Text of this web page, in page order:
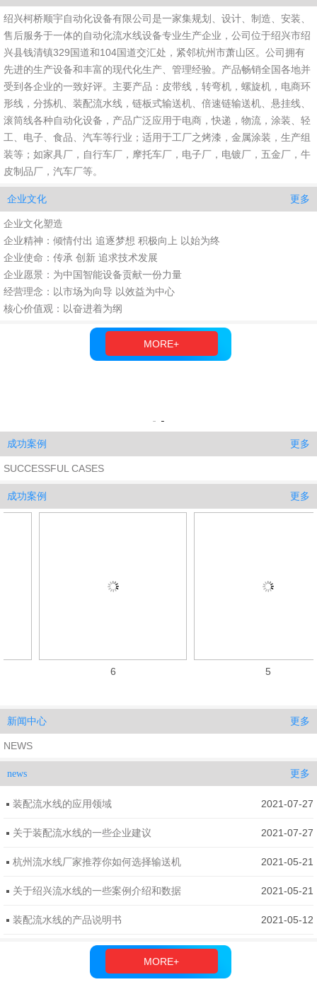
绍兴柯桥顺宇自动化设备有限公司是一家集规划、设计、制造、安装、
售后服务于一体的自动化流水线设备专业生产企业，公司位于绍兴市绍
兴县钱清镇329国道和104国道交汇处，紧邻杭州市萧山区。公司拥有
先进的生产设备和丰富的现代化生产、管理经验。产品畅销全国各地并
受到各企业的一致好评。主要产品：皮带线，转弯机，螺旋机，电商环
形线，分拣机、装配流水线，链板式输送机、倍速链输送机、悬挂线、
滚筒线各种自动化设备，产品广泛应用于电商，快递，物流，涂装、轻
工、电子、食品、汽车等行业；适用于工厂之烤漆，金属涂装，生产组
装等；如家具厂，自行车厂，摩托车厂，电子厂，电镀厂，五金厂，牛
皮制品厂，汽车厂等。
企业文化 更多
企业文化塑造
企业精神：倾情付出 追逐梦想 积极向上 以始为终
企业使命：传承 创新 追求技术发展
企业愿景：为中国智能设备贡献一份力量
经营理念：以市场为向导 以效益为中心
核心价值观：以奋进着为纲
MORE+
成功案例 更多
SUCCESSFUL CASES
成功案例 更多
新闻中心 更多
NEWS
news 更多
2021-07-27
装配流水线​的应用领域
2021-07-27
关于装配流水线​的一些企业建议
2021-05-21
杭州流水线厂家推荐你如何选择输送机
2021-05-21
关于绍兴流水线的一些案例介绍和数据
2021-05-12
装配流水线的产品说明书
MORE+